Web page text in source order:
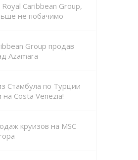
Caribbean Group,
не побачимо
Group продав
Azamara
Стамбула по Турции
Costa Venezia!
круизов на MSC